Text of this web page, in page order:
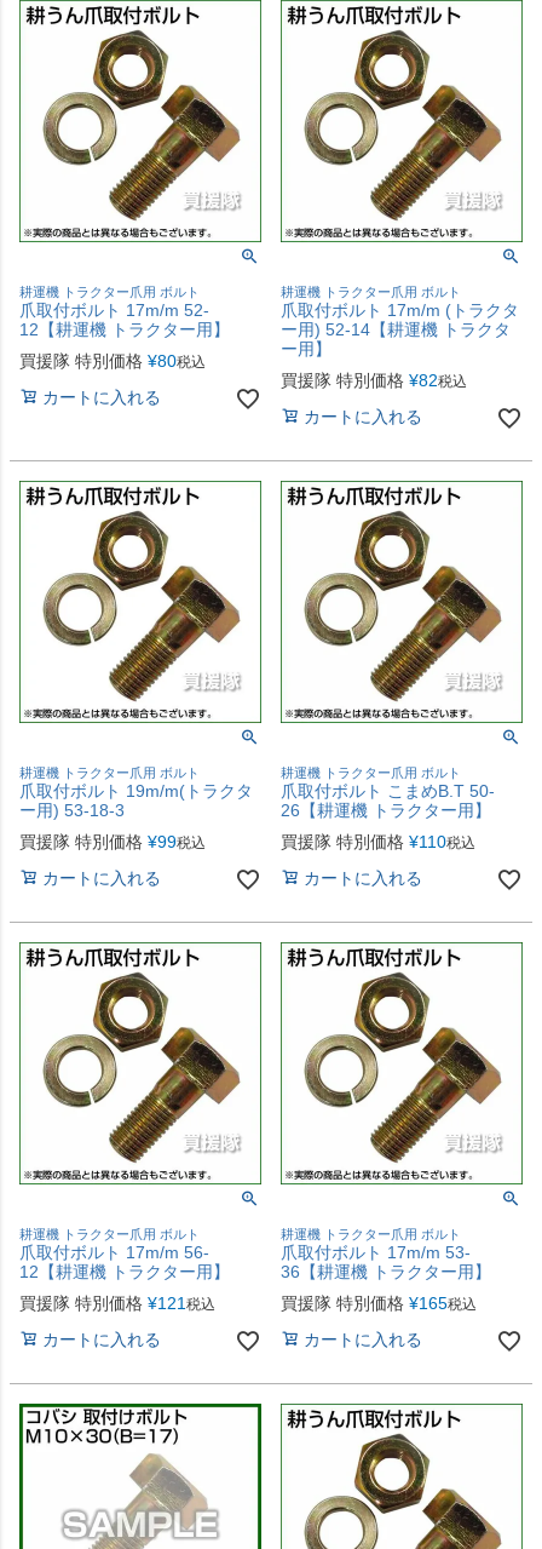
耕運機 トラクター爪用 ボルト
爪取付ボルト 17m/m 52-
12【耕運機 トラクター用】
買援隊 特別価格 ¥80税込
カートに入れる
耕運機 トラクター爪用 ボルト
爪取付ボルト 17m/m (トラクタ
ー用) 52-14【耕運機 トラクタ
ー用】
買援隊 特別価格 ¥82税込
カートに入れる
耕運機 トラクター爪用 ボルト
爪取付ボルト 19m/m(トラクタ
ー用) 53-18-3
買援隊 特別価格 ¥99税込
カートに入れる
耕運機 トラクター爪用 ボルト
爪取付ボルト こまめB.T 50-
26【耕運機 トラクター用】
買援隊 特別価格 ¥110税込
カートに入れる
耕運機 トラクター爪用 ボルト
爪取付ボルト 17m/m 56-
12【耕運機 トラクター用】
買援隊 特別価格 ¥121 税込
カートに入れる
耕運機 トラクター爪用 ボルト
爪取付ボルト 17m/m 53-
36【耕運機 トラクター用】
買援隊 特別価格 ¥165税込
カートに入れる